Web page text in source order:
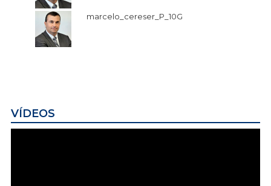
marcelo_cereser_P_10G
VÍDEOS